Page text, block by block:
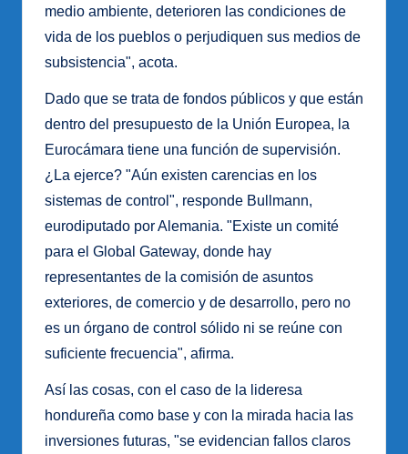
medio ambiente, deterioren las condiciones de
vida de los pueblos o perjudiquen sus medios de
subsistencia", acota.
Dado que se trata de fondos públicos y que están
dentro del presupuesto de la Unión Europea, la
Eurocámara tiene una función de supervisión.
¿La ejerce? "Aún existen carencias en los
sistemas de control", responde Bullmann,
eurodiputado por Alemania. "Existe un comité
para el Global Gateway, donde hay
representantes de la comisión de asuntos
exteriores, de comercio y de desarrollo, pero no
es un órgano de control sólido ni se reúne con
suficiente frecuencia", afirma.
Así las cosas, con el caso de la lideresa
hondureña como base y con la mirada hacia las
inversiones futuras, "se evidencian fallos claros